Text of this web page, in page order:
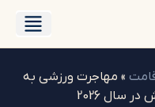
ورزشی به